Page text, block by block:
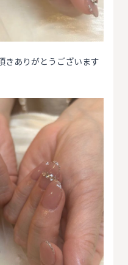
きありがとうございます